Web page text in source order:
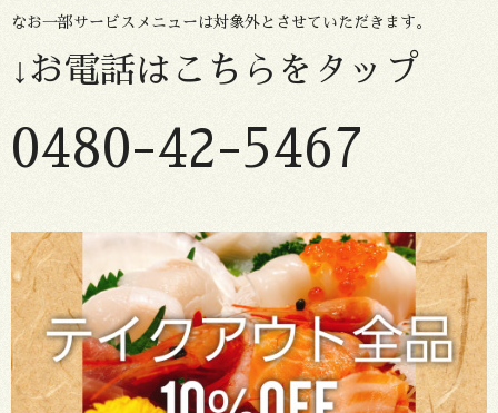
なお一部サービスメニューは対象外とさせていただきます。
↓お電話はこちらをタップ
0480-42-5467